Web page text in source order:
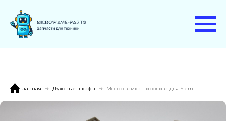
Главная Духовые шкафы